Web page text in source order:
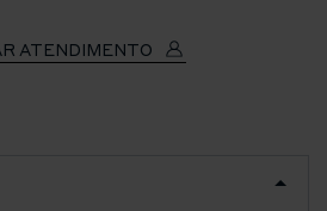
ATENDIMENTO